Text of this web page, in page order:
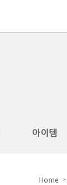
아이템
Home >